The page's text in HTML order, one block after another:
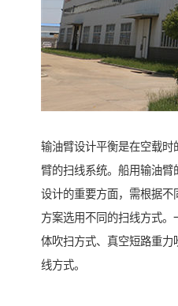
输油臂设计平衡是在空载
臂的扫线系统。船用输油
设计的重要方面，需根据
方案选用不同的扫线方式
体吹扫方式、真空短路重力
线方式。